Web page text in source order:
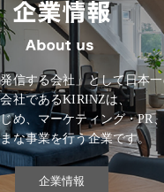
発信する会社」として日本
社であるKIRINZは、
め、マーケティング・PR
な事業を行う企業です。
企業情報